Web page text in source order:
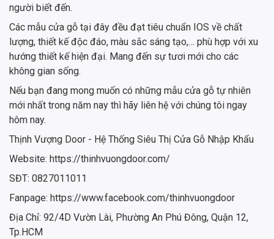
người biết đến.
Các mẫu cửa gỗ tại đây đều đạt tiêu chuẩn IOS về chất
lượng, thiết kế độc đáo, màu sắc sáng tạo,… phù hợp với xu
hướng thiết kế hiện đại. Mang đến sự tươi mới cho các
không gian sống.
Nếu bạn đang mong muốn có những mẫu cửa gỗ tự nhiên
mới nhất trong năm nay thì hãy liên hệ với chúng tôi ngay
hôm nay.
Thịnh Vượng Door - Hệ Thống Siêu Thị Cửa Gỗ Nhập Khẩu
Website: https://thinhvuongdoor.com/
SĐT: 0827011011
Fanpage: https://www.facebook.com/thinhvuongdoor
Địa Chỉ: 92/4D Vườn Lài, Phường An Phú Đông, Quận 12,
Tp.HCM